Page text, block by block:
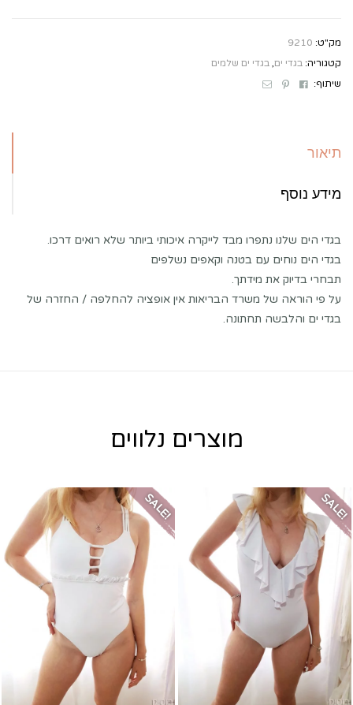
מק"ט: 9210
קטגוריה: בגדי ים, בגדי ים שלמים
שיתוף:
Facebook
Pinterest
Email
תיאור
מידע נוסף
בגדי הים שלנו נתפרו מבד לייקרה איכותי ביותר שלא רואים דרכו.
בגדי הים נוחים עם בטנה וקאפים נשלפים
תבחרי בדיוק את מידתך.
על פי הוראה של משרד הבריאות אין אופציה להחלפה / החזרה של
בגדי ים והלבשה תחתונה.
מוצרים נלווים
SALE!
SALE!